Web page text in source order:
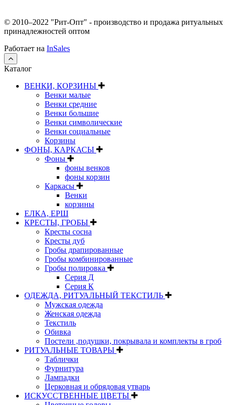
© 2010–2022 "Рит-Опт" - производство и продажа ритуальных
принадлежностей оптом
Работает на InSales
Каталог
ВЕНКИ, КОРЗИНЫ
Венки малые
Венки средние
Венки большие
Венки символические
Венки социальные
Корзины
ФОНЫ, КАРКАСЫ
Фоны
фоны венков
фоны корзин
Каркасы
Венки
корзины
ЕЛКА, ЕРШ
КРЕСТЫ, ГРОБЫ
Кресты сосна
Кресты дуб
Гробы драпированные
Гробы комбинированные
Гробы полировка
Серия Д
Серия К
ОДЕЖДА, РИТУАЛЬНЫЙ ТЕКСТИЛЬ
Мужская одежда
Женская одежда
Текстиль
Обивка
Постели ,подушки, покрывала и комплекты в гроб
РИТУАЛЬНЫЕ ТОВАРЫ
Таблички
Фурнитура
Лампадки
Церковная и обрядовая утварь
ИСКУССТВЕННЫЕ ЦВЕТЫ